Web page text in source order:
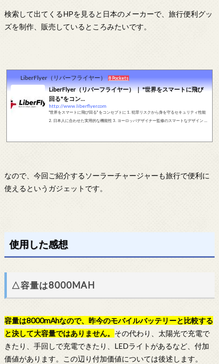
検索して出てくるHPを見ると日本のメーカーで、旅行便利グッ
ズを制作、販売しているところみたいです。
LiberFlyer（リバーフライヤー） 8 Pockets
LiberFlyer（リバーフライヤー） ｜ "世界をスマートに飛び
回る"をコン...
http://www.liberflyer.com
"世界をスマートに飛び回る" をコンセプトに 1. 犯罪リスクから身を守るセキュリティ性能
2. 日本人に合わせた実用的な機能性 3. ヨーロッパデザイナー監修のスマートなデザイン の
なので、今回ご紹介するソーラーチャージャーも旅行で便利に
使えるというガジェットです。
使用した感想
△容量は8000MAH
容量は8000mAhなので、昨今のモバイルバッテリーと比較する
と決して大容量ではありません。 その代わり、太陽光で充電で
きたり、手回しで充電できたり、LEDライトがあるなど、付加
価値があります。この辺り付加価値については後述します。